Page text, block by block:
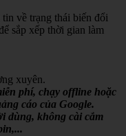
về trạng thái biến đổi
sắp xếp thời gian làm
xuyên.
phí, chạy offline hoặc
cáo của Google.
dùng, không cài cắm